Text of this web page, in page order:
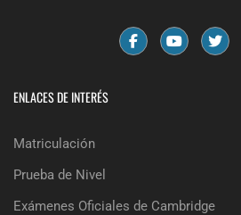
ENLACES DE INTERÉS
Matriculación
Prueba de Nivel
Exámenes Oficiales de Cambridge